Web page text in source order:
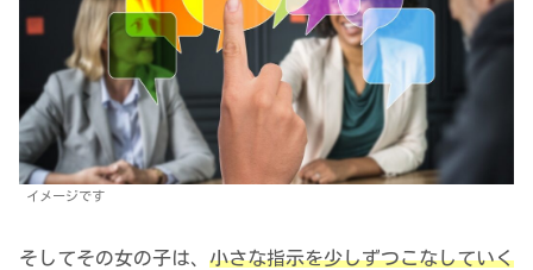
イメージです
そしてその女の子は、 小さな指示を少しずつこなしていく